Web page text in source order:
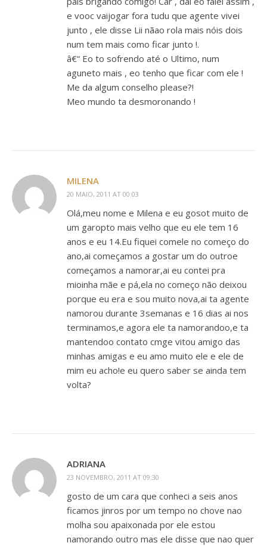
e vooc vaijogar fora tudu que agente vivei
junto , ele disse Lii nãao rola mais nóis dois
num tem mais como ficar junto !.
â€“ Eo to sofrendo até o Ultimo, num
aguneto mais , eo tenho que ficar com ele !
Me da algum conselho please?!
Meo mundo ta desmoronando !
MILENA
20 MAIO, 2011 AT 00:03
Olá,meu nome e Milena e eu gosot muito de
um garopto mais velho que eu ele tem 16
anos e eu 14.Eu fiquei comele no começo do
ano,ai começamos a gostar um do outroe
começamos a namorar,ai eu contei pra
mioinha mãe e pá,ela no começo não deixou
porque eu era e sou muito nova,ai ta agente
namorou durante 3semanas e 16 dias ai nos
terminamos,e agora ele ta namorandoo,e ta
mantendoo contato cmge vitou amigo das
minhas amigas e eu amo muito ele e ele de
mim eu acho!e eu quero saber se ainda tem
volta?
ADRIANA
23 NOVEMBRO, 2011 AT 09:30
gosto de um cara que conheci a seis anos
ficamos jinros por um tempo no chove nao
molha sou apaixonada por ele estou
namorando outro mas ele disse que nao quer